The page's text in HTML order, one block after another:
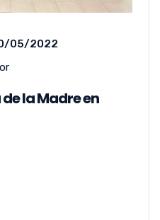
05/2022
la Madre en